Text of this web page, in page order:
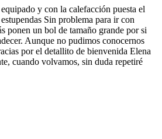
y con la calefacción puesta el
Sin problema para ir con
ponen un bol de tamaño grande por si
Aunque no pudimos conocernos
por el detallito de bienvenida Elena
cuando volvamos, sin duda repetiré